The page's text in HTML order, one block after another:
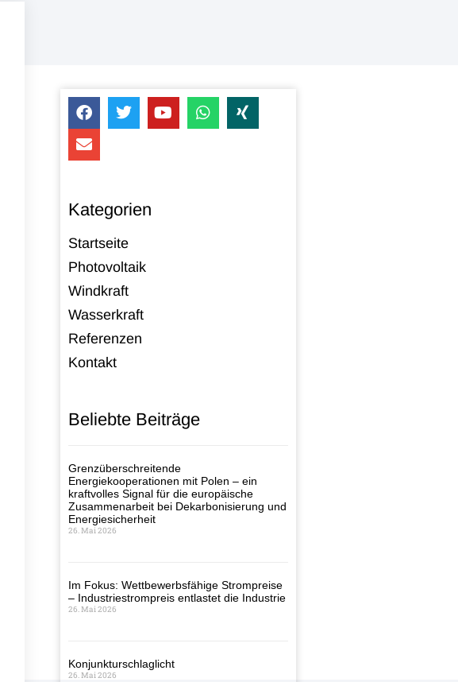
Kategorien
Startseite
Photovoltaik
Windkraft
Wasserkraft
Referenzen
Kontakt
Beliebte Beiträge
Grenzüberschreitende
Energiekooperationen mit Polen – ein
kraftvolles Signal für die europäische
Zusammenarbeit bei Dekarbonisierung und
Energiesicherheit
26. Mai 2026
Im Fokus: Wettbewerbsfähige Strompreise
– Industriestrompreis entlastet die Industrie
26. Mai 2026
Konjunkturschlaglicht
26. Mai 2026